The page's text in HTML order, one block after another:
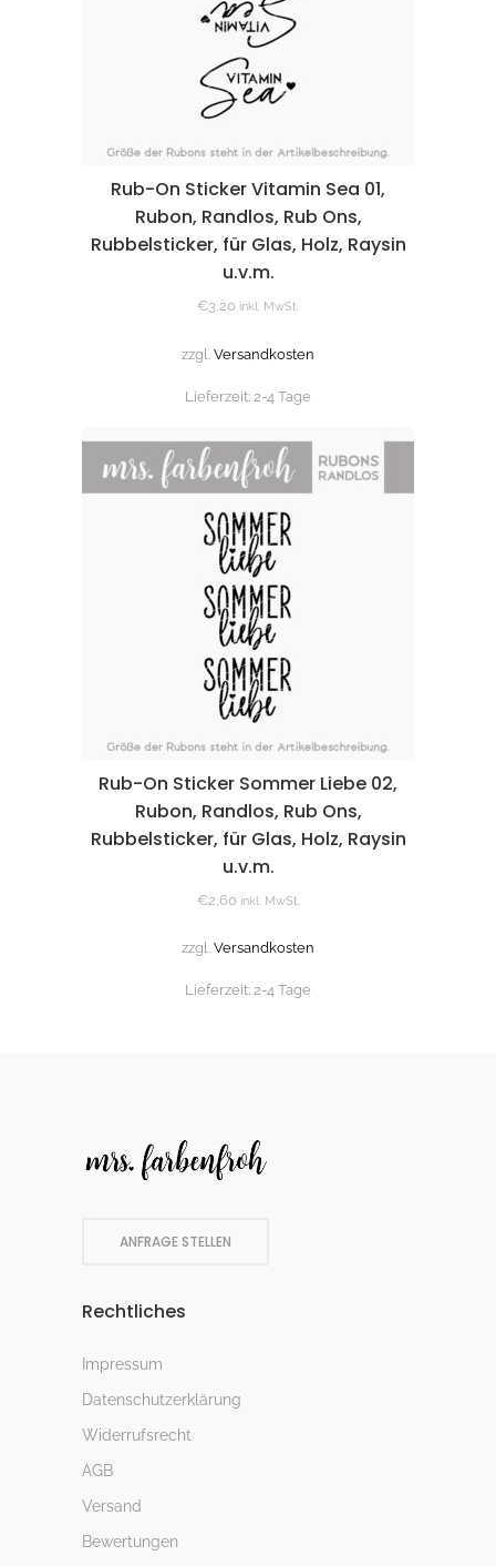
Rub-On Sticker Vitamin Sea 01,
Rubon, Randlos, Rub Ons,
Rubbelsticker, für Glas, Holz, Raysin
u.v.m.
€3,20 inkl. MwSt.
zzgl. Versandkosten
Lieferzeit: 2-4 Tage
Rub-On Sticker Sommer Liebe 02,
Rubon, Randlos, Rub Ons,
Rubbelsticker, für Glas, Holz, Raysin
u.v.m.
€2,60 inkl. MwSt.
zzgl. Versandkosten
Lieferzeit: 2-4 Tage
ANFRAGE STELLEN
Rechtliches
Impressum
Datenschutzerklärung
Widerrufsrecht
AGB
Versand
Bewertungen